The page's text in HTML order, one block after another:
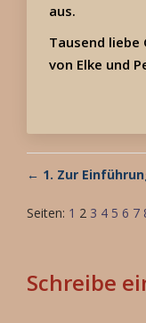
aus.
Tausend liebe
von Elke und
← 1. Zur
Seiten: 1 2 3 4 5 6 7
Schreibe